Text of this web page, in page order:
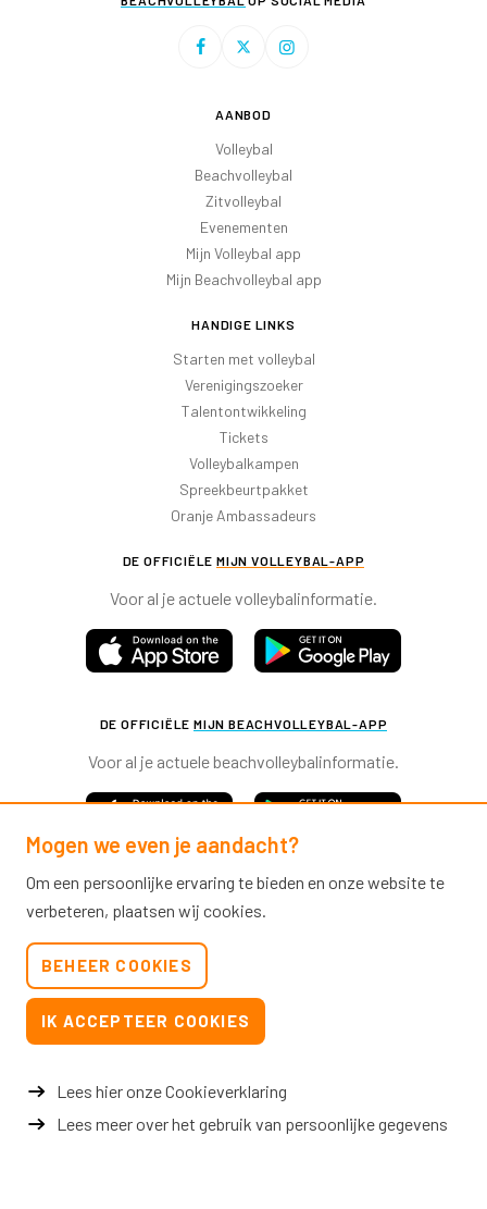
AANBOD
Volleybal
Beachvolleybal
Zitvolleybal
Evenementen
Mijn Volleybal app
Mijn Beachvolleybal app
HANDIGE LINKS
Starten met volleybal
Verenigingszoeker
Talentontwikkeling
Tickets
Volleybalkampen
Spreekbeurtpakket
Oranje Ambassadeurs
DE OFFICIËLE MIJN VOLLEYBAL-APP
Voor al je actuele volleybalinformatie.
DE OFFICIËLE MIJN BEACHVOLLEYBAL-APP
Voor al je actuele beachvolleybalinformatie.
© 2026 Nevobo
Nieuwsbrieven
Privacy & cookies
Verkoopvoorwaarden evenementen
Mogen we even je aandacht?
Om een persoonlijke ervaring te bieden en onze website te
verbeteren, plaatsen wij cookies.
BEHEER COOKIES
IK ACCEPTEER COOKIES
Lees hier onze Cookieverklaring
Lees meer over het gebruik van persoonlijke gegevens